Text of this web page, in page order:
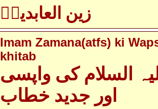
زین العابدینؑ
Imam Zamana(atfs) ki
khitab
السلام کی واپسی